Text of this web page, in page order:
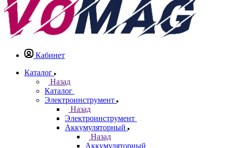
Кабинет
Каталог
Назад
Каталог
Электроинструмент
Назад
Электроинструмент
Аккумуляторный
Назад
Аккумуляторный